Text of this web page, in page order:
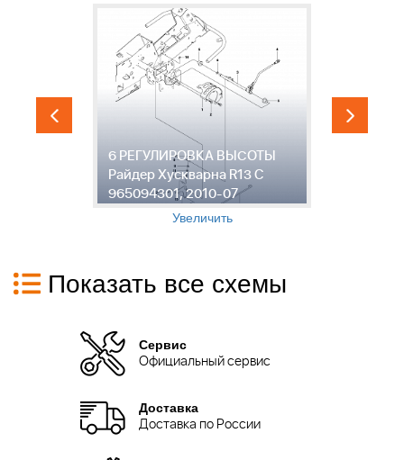
6 РЕГУЛИРОВКА ВЫСОТЫ
Райдер Хускварна R13 C
965094301, 2010-07
Увеличить
Показать все схемы
Сервис
Официальный сервис
Доставка
Доставка по России